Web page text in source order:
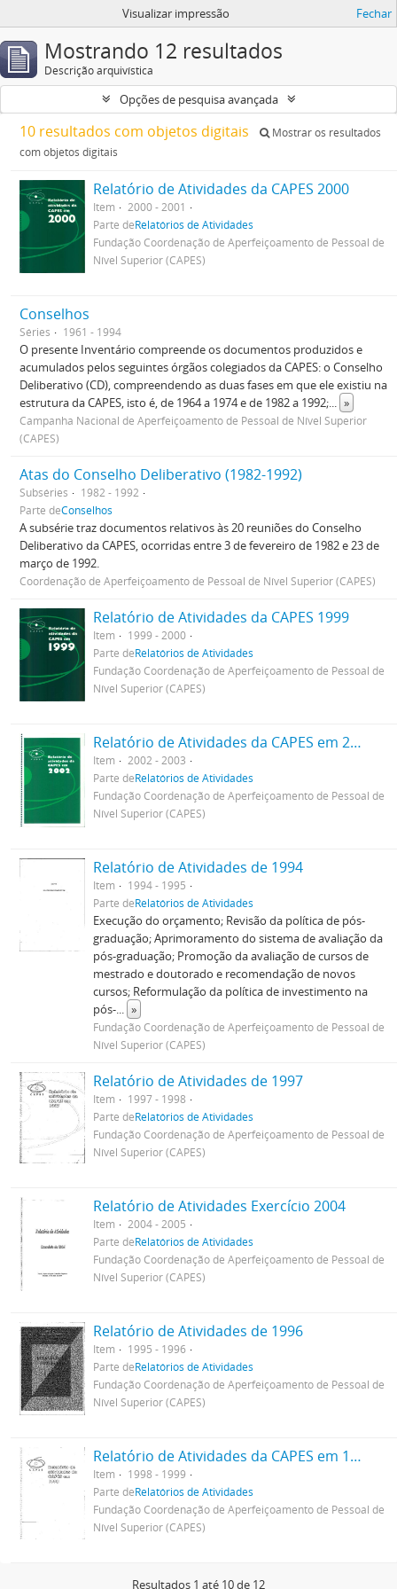
Visualizar impressão Fechar
Mostrando 12 resultados
Descrição arquivística
Opções de pesquisa avançada
10 resultados com objetos digitais
Mostrar os resultados
com objetos digitais
Relatório de Atividades da CAPES 2000
Item
2000 - 2001
Parte deRelatórios de Atividades
Fundação Coordenação de Aperfeiçoamento de Pessoal de
Nível Superior (CAPES)
Conselhos
Séries 1961 - 1994
O presente Inventário compreende os documentos produzidos e
acumulados pelos seguintes órgãos colegiados da CAPES: o Conselho
Deliberativo (CD), compreendendo as duas fases em que ele existiu na
estrutura da CAPES, isto é, de 1964 a 1974 e de 1982 a 1992;... »
Campanha Nacional de Aperfeiçoamento de Pessoal de Nível Superior
(CAPES)
Atas do Conselho Deliberativo (1982-1992)
Subséries
1982 - 1992
Parte deConselhos
A subsérie traz documentos relativos às 20 reuniões do Conselho
Deliberativo da CAPES, ocorridas entre 3 de fevereiro de 1982 e 23 de
março de 1992.
Coordenação de Aperfeiçoamento de Pessoal de Nível Superior (CAPES)
Relatório de Atividades da CAPES 1999
Item
1999 - 2000
Parte deRelatórios de Atividades
Fundação Coordenação de Aperfeiçoamento de Pessoal de
Nível Superior (CAPES)
Relatório de Atividades da CAPES em 2002
Item
2002 - 2003
Parte deRelatórios de Atividades
Fundação Coordenação de Aperfeiçoamento de Pessoal de
Nível Superior (CAPES)
Relatório de Atividades de 1994
Item
1994 - 1995
Parte deRelatórios de Atividades
Execução do orçamento; Revisão da política de pós-
graduação; Aprimoramento do sistema de avaliação da
pós-graduação; Promoção da avaliação de cursos de
mestrado e doutorado e recomendação de novos
cursos; Reformulação da política de investimento na
pós-... »
Fundação Coordenação de Aperfeiçoamento de Pessoal de
Nível Superior (CAPES)
Relatório de Atividades de 1997
Item
1997 - 1998
Parte deRelatórios de Atividades
Fundação Coordenação de Aperfeiçoamento de Pessoal de
Nível Superior (CAPES)
Relatório de Atividades Exercício 2004
Item
2004 - 2005
Parte deRelatórios de Atividades
Fundação Coordenação de Aperfeiçoamento de Pessoal de
Nível Superior (CAPES)
Relatório de Atividades de 1996
Item
1995 - 1996
Parte deRelatórios de Atividades
Fundação Coordenação de Aperfeiçoamento de Pessoal de
Nível Superior (CAPES)
Relatório de Atividades da CAPES em 1998
Item
1998 - 1999
Parte deRelatórios de Atividades
Fundação Coordenação de Aperfeiçoamento de Pessoal de
Nível Superior (CAPES)
Resultados 1 até 10 de 12